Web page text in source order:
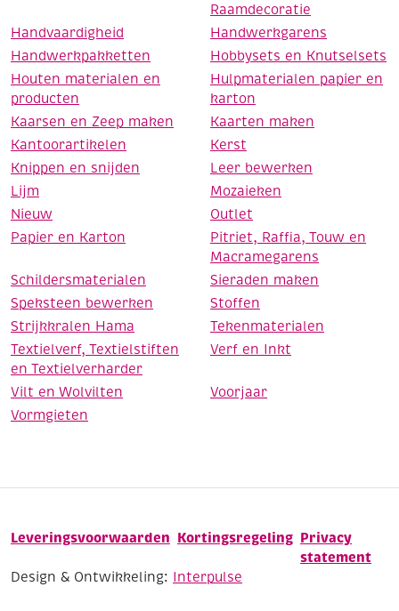
Raamdecoratie
Handvaardigheid
Handwerkgarens
Handwerkpakketten
Hobbysets en Knutselsets
Houten materialen en
producten
Hulpmaterialen papier en
karton
Kaarsen en Zeep maken
Kaarten maken
Kantoorartikelen
Kerst
Knippen en snijden
Leer bewerken
Lijm
Mozaieken
Nieuw
Outlet
Papier en Karton
Pitriet, Raffia, Touw en
Macramegarens
Schildersmaterialen
Sieraden maken
Speksteen bewerken
Stoffen
Strijkkralen Hama
Tekenmaterialen
Textielverf, Textielstiften
en Textielverharder
Verf en Inkt
Vilt en Wolvilten
Voorjaar
Vormgieten
Leveringsvoorwaarden Kortingsregeling Privacy
statement
Design & Ontwikkeling: Interpulse